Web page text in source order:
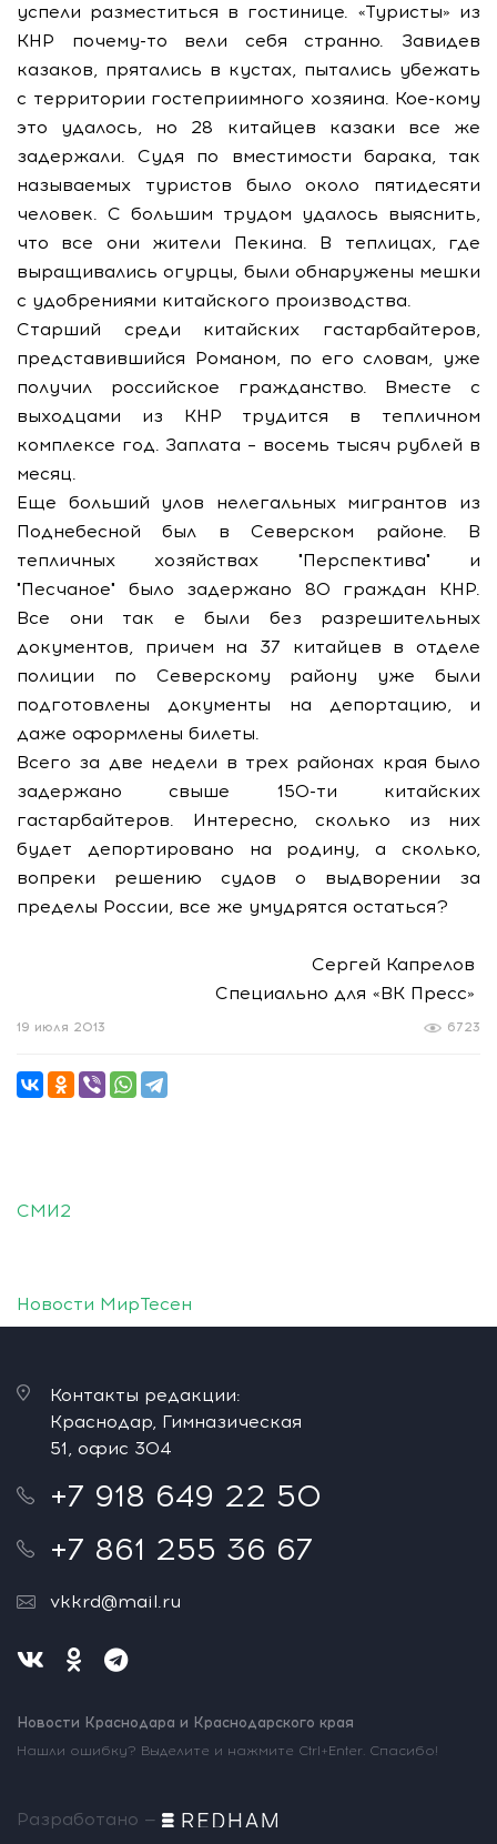
успели разместиться в гостинице. «Туристы» из
КНР почему-то вели себя странно. Завидев
казаков, прятались в кустах, пытались убежать
с территории гостеприимного хозяина. Кое-кому
это удалось, но 28 китайцев казаки все же
задержали. Судя по вместимости барака, так
называемых туристов было около пятидесяти
человек. С большим трудом удалось выяснить,
что все они жители Пекина. В теплицах, где
выращивались огурцы, были обнаружены мешки
с удобрениями китайского производства.
Старший среди китайских гастарбайтеров,
представившийся Романом, по его словам, уже
получил российское гражданство. Вместе с
выходцами из КНР трудится в тепличном
комплексе год. Заплата – восемь тысяч рублей в
месяц.
Еще больший улов нелегальных мигрантов из
Поднебесной был в Северском районе. В
тепличных хозяйствах "Перспектива" и
"Песчаное" было задержано 80 граждан КНР.
Все они так е были без разрешительных
документов, причем на 37 китайцев в отделе
полиции по Северскому району уже были
подготовлены документы на депортацию, и
даже оформлены билеты.
Всего за две недели в трех районах края было
задержано свыше 150-ти китайских
гастарбайтеров. Интересно, сколько из них
будет депортировано на родину, а сколько,
вопреки решению судов о выдворении за
пределы России, все же умудрятся остаться?
Сергей Капрелов
Специально для «ВК Пресс»
6723
19 июля 2013
СМИ2
Новости МирТесен
Контакты редакции:
Краснодар, Гимназическая
51, офис 304
+7 918 649 22 50
+7 861 255 36 67
vkkrd@mail.ru
Новости Краснодара и Краснодарского края
Нашли ошибку? Выделите и нажмите Ctrl+Enter. Спасибо!
Разработано —